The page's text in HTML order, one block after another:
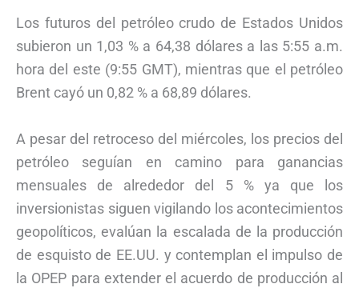
Los futuros del petróleo crudo de Estados Unidos
subieron un 1,03 % a 64,38 dólares a las 5:55 a.m.
hora del este (9:55 GMT), mientras que el petróleo
Brent cayó un 0,82 % a 68,89 dólares.
A pesar del retroceso del miércoles, los precios del
petróleo seguían en camino para ganancias
mensuales de alrededor del 5 % ya que los
inversionistas siguen vigilando los acontecimientos
geopolíticos, evalúan la escalada de la producción
de esquisto de EE.UU. y contemplan el impulso de
la OPEP para extender el acuerdo de producción al